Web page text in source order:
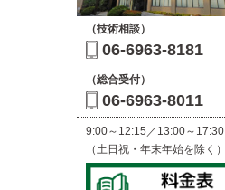
（技術相談）
06-6963-8181
（総合受付）
06-6963-8011
9:00～12:15／13:00～17:30
（土日祝・年末年始を除く）